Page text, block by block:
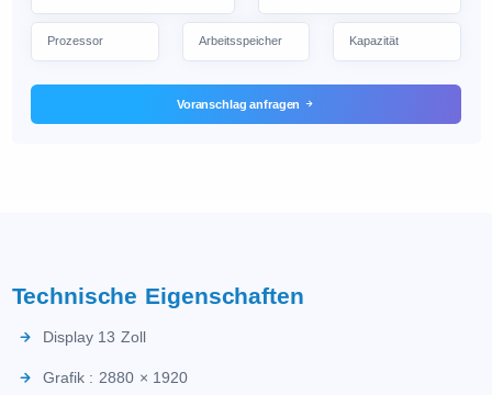
Voranschlag anfragen
Technische Eigenschaften
Display 13 Zoll
Grafik : 2880 × 1920